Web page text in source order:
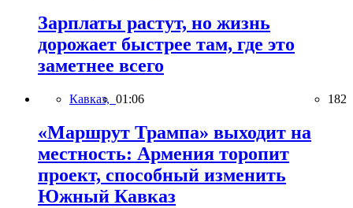
Зарплаты растут, но жизнь
дорожает быстрее там, где это
заметнее всего
Кавказ, 01:06 182
«Маршрут Трампа» выходит на
местность: Армения торопит
проект, способный изменить
Южный Кавказ